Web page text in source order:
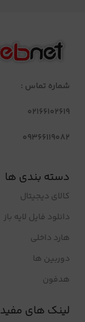
شماره تماس :
02166102619
09366119082
دسته بندی ها
کالای دیجیتال
دانلود فایل لایه باز
هارد داخلی
دوربین ها
هدفون
لینک های مفید